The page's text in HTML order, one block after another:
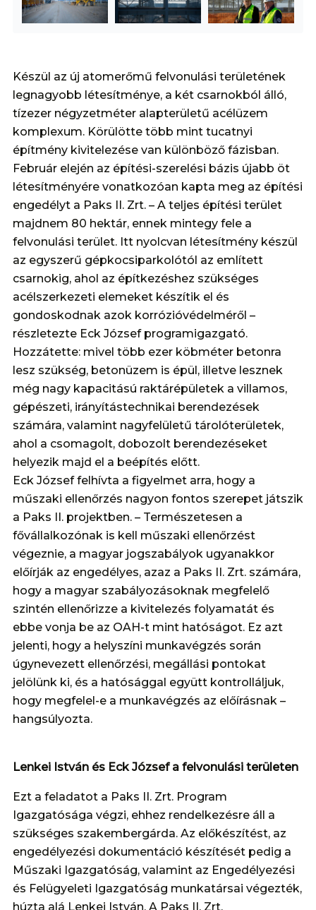
Készül az új atomerőmű felvonulási területének
legnagyobb létesítménye, a két csarnokból álló,
tízezer négyzetméter alapterületű acélüzem
komplexum. Körülötte több mint tucatnyi
építmény kivitelezése van különböző fázisban.
Február elején az építési-szerelési bázis újabb öt
létesítményére vonatkozóan kapta meg az építési
engedélyt a Paks II. Zrt. – A teljes építési terület
majdnem 80 hektár, ennek mintegy fele a
felvonulási terület. Itt nyolcvan létesítmény készül
az egyszerű gépkocsiparkolótól az említett
csarnokig, ahol az építkezéshez szükséges
acélszerkezeti elemeket készítik el és
gondoskodnak azok korrózióvédelméről –
részletezte Eck József programigazgató.
Hozzátette: mivel több ezer köbméter betonra
lesz szükség, betonüzem is épül, illetve lesznek
még nagy kapacitású raktárépületek a villamos,
gépészeti, irányítástechnikai berendezések
számára, valamint nagyfelületű tárolóterületek,
ahol a csomagolt, dobozolt berendezéseket
helyezik majd el a beépítés előtt.
Eck József felhívta a figyelmet arra, hogy a
műszaki ellenőrzés nagyon fontos szerepet játszik
a Paks II. projektben. – Természetesen a
fővállalkozónak is kell műszaki ellenőrzést
végeznie, a magyar jogszabályok ugyanakkor
előírják az engedélyes, azaz a Paks II. Zrt. számára,
hogy a magyar szabályozásoknak megfelelő
szintén ellenőrizze a kivitelezés folyamatát és
ebbe vonja be az OAH-t mint hatóságot. Ez azt
jelenti, hogy a helyszíni munkavégzés során
úgynevezett ellenőrzési, megállási pontokat
jelölünk ki, és a hatósággal együtt kontrolláljuk,
hogy megfelel-e a munkavégzés az előírásnak –
hangsúlyozta.
Lenkei István és Eck József a felvonulási területen
Ezt a feladatot a Paks II. Zrt. Program
Igazgatósága végzi, ehhez rendelkezésre áll a
szükséges szakembergárda. Az előkészítést, az
engedélyezési dokumentáció készítését pedig a
Műszaki Igazgatóság, valamint az Engedélyezési
és Felügyeleti Igazgatóság munkatársai végezték,
húzta alá Lenkei István. A Paks II. Zrt.